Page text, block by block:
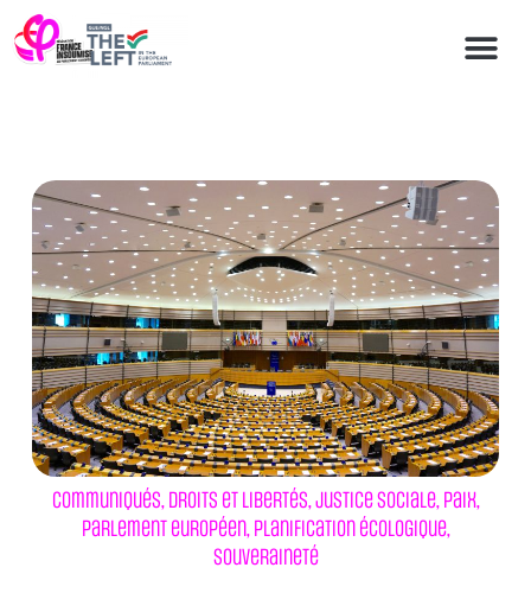
Communiqués,Droits et libertés,Justice sociale,Paix,
Parlement européen,Planification écologique,
Souveraineté